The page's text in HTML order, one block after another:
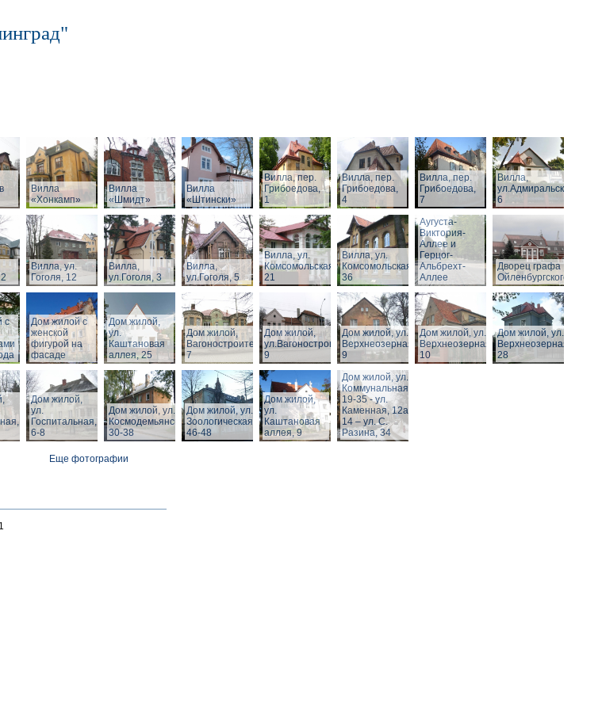
Вилла
«Хонкамп»
Вилла
«Шмидт»
Вилла
«Штински»
Вилла, пер.
Грибоедова,
1
Вилла, пер.
Грибоедова,
4
Вилла, пер.
Грибоедова,
7
Вилла,
ул.Адмиральская,
6
Вилла, ул.
Гоголя, 12
Вилла,
ул.Гоголя, 3
Вилла,
ул.Гоголя, 5
Вилла, ул.
Комсомольская,
21
Вилла, ул.
Комсомольская,
36
Виллы по
Аугуста-
Виктория-
Аллее и
Герцог-
Альбрехт-
Аллее
Дворец графа
Ойленбургского
с
Дом жилой с
женской
фигурой на
фасаде
Дом жилой,
ул.
Каштановая
аллея, 25
Дом жилой,
Вагоностроительная,
7
Дом жилой,
ул.Вагоностроительная,
9
Дом жилой, ул.
Верхнеозерная,
9
Дом жилой, ул.
Верхнеозерная,
10
Дом жилой, ул.
Верхнеозерная,
28
Дом жилой,
ул.
Госпитальная,
6-8
Дом жилой, ул. З.
Космодемьянской
30-38
Дом жилой, ул.
Зоологическая,
46-48
Дом жилой,
ул.
Каштановая
аллея, 9
Дом жилой, ул.
Коммунальная,
19-35 - ул.
Каменная, 12а,
14 – ул. С.
Разина, 34
Еще фотографии